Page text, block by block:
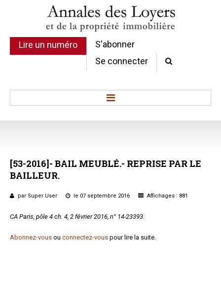
Lire un numéro
S'abonner
Se connecter
Sommaires
Chroniques
Etudes de texte
Conclusions et Rapports
Formez-vous !
[53-2016]- BAIL MEUBLÉ.- REPRISE PAR LE
BAILLEUR.
par Super User le 07 septembre 2016 Affichages : 881
CA Paris, pôle 4 ch. 4, 2 février 2016, n° 14-23393.
Abonnez-vous ou connectez-vous pour lire la suite.